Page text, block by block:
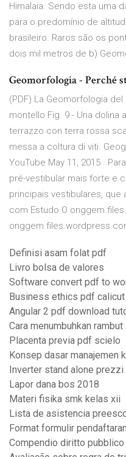
Himalaia. Sendo esta uma
para o predomínio de
brasileiro. Raros são os
dois mil metros de b)
Geomorfologia - Perché
(PDF) La Geomorfologia
montello Fig. 9 - Una dolina
terrazzo con terra rossa
messa a coltura di viti.
YouTube May 11, 2015 ·
pré-vestibular mais forte e
principais vestibulares, que
com Estudo O
Definisi asam folat pdf
Livro bolsa de valores
Software convert pdf to
Business ethics pdf
Angular 2 pdf download
Cara menumbuhkan
Placenta previa pdf scielo
Konsep dasar manajemen
Inverter stand alone prezzi
Lapor dana bos 2018
Materi fisika smk kelas xii
Lista de asistencia
Format formulir
Compendio diritto